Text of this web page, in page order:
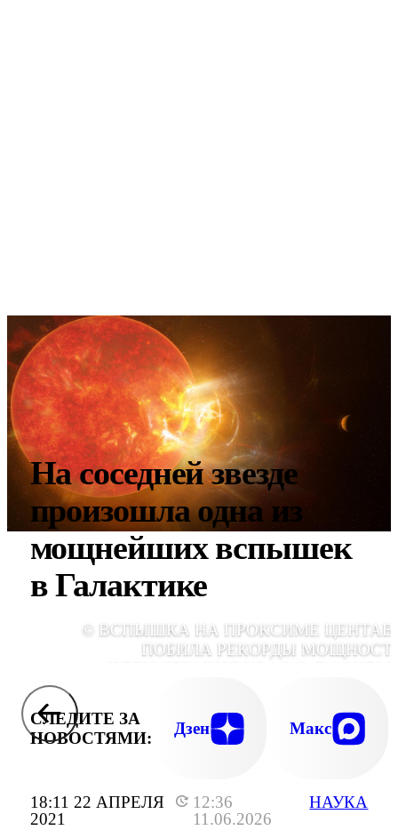
18:11 22 АПРЕЛЯ
2021
12:36
11.06.2026
НАУКА
На соседней звезде
произошла одна из
мощнейших вспышек
в Галактике
© ВСПЫШКА НА ПРОКСИМЕ
ПОБИЛА РЕКОРДЫ
СЛЕДИТЕ ЗА
НОВОСТЯМИ:
Дзен Макс